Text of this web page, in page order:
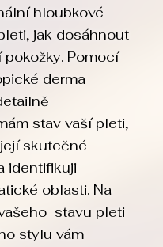
hloubkové
jak dosáhnout
pokožky. Pomocí
derma
stav vaší pleti,
skutečné
identifikuji
oblasti. Na
stavu pleti
stylu vám